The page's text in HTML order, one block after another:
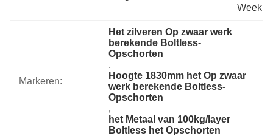
Week
Markeren:
Het zilveren Op zwaar werk
berekende Boltless-
Opschorten
,
Hoogte 1830mm het Op zwaar
werk berekende Boltless-
Opschorten
,
het Metaal van 100kg/layer
Boltless het Opschorten